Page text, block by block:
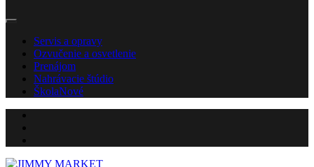
Servis a opravy
Ozvučenie a osvetlenie
Prenájom
Nahrávacie štúdio
ŠkolaNové